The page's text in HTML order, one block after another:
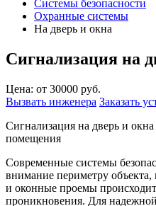
Системы безопасности
Охранные системы
На дверь и окна
Сигнализация на
Цена: от 30000 руб.
Вызвать инженера Заказать
Сигнализация на дверь и
помещения
Современные системы
внимание периметру объекта,
и оконные проемы
проникновения. Для